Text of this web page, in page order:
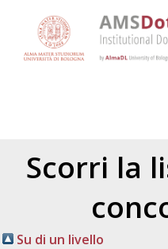
Scorri la
Su di un livello